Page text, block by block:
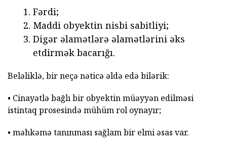
Fərdi;
Maddi obyektin nisbi sabitliyi;
Digər əlamətlərə əlamətlərini əks
etdirmək bacarığı.
Beləliklə, bir neçə nəticə əldə edə bilərik:
• Cinayətlə bağlı bir obyektin müəyyən edilməsi
istintaq prosesində mühüm rol oynayır;
• məhkəmə tanınması sağlam bir elmi əsas var.